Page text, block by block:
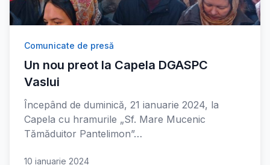
Comunicate de presă
Un nou preot la Capela DGASPC
Vaslui
Începând de duminică, 21 ianuarie 2024, la
Capela cu hramurile „Sf. Mare Mucenic
Tămăduitor Pantelimon”…
10 ianuarie 2024